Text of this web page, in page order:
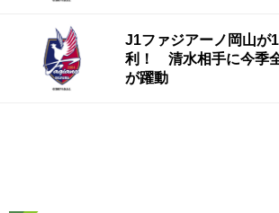
J1ファジアーノ岡山が
利！ 清水相手に今季
が躍動